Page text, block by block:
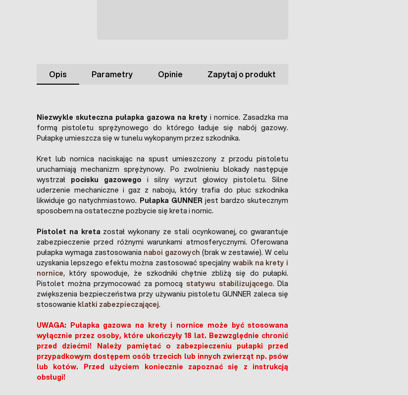
Opis Parametry Opinie Zapytaj o produkt
Niezwykle skuteczna pułapka gazowa na krety i nornice. Zasadzka ma
formą pistoletu sprężynowego do którego ładuje się nabój gazowy.
Pułapkę umieszcza się w tunelu wykopanym przez szkodnika.
Kret lub nornica naciskając na spust umieszczony z przodu pistoletu
uruchamiają mechanizm sprężynowy. Po zwolnieniu blokady następuje
wystrzał pocisku gazowego i silny wyrzut głowicy pistoletu. Silne
uderzenie mechaniczne i gaz z naboju, który trafia do płuc szkodnika
likwiduje go natychmiastowo. Pułapka GUNNERjest bardzo skutecznym
sposobem na ostateczne pozbycie się kreta i nornic.
Pistolet na kreta został wykonany ze stali ocynkowanej, co gwarantuje
zabezpieczenie przed różnymi warunkami atmosferycznymi. Oferowana
pułapka wymaga zastosowania naboi gazowych (brak w zestawie). W celu
uzyskania lepszego efektu można zastosować specjalny wabik na krety i
nornice, który spowoduje, że szkodniki chętnie zbliżą się do pułapki.
Pistolet można przymocować za pomocą statywu stabilizującego. Dla
zwiększenia bezpieczeństwa przy używaniu pistoletu GUNNER zaleca się
stosowanie klatki zabezpieczającej.
UWAGA: Pułapka gazowa na krety i nornice może być stosowana
wyłącznie przez osoby, które ukończyły 18 lat. Bezwzględnie chronić
przed dziećmi! Należy pamiętać o zabezpieczeniu pułapki przed
przypadkowym dostępem osób trzecich lub innych zwierząt np. psów
lub kotów. Przed użyciem koniecznie zapoznać się z instrukcją
obsługi!